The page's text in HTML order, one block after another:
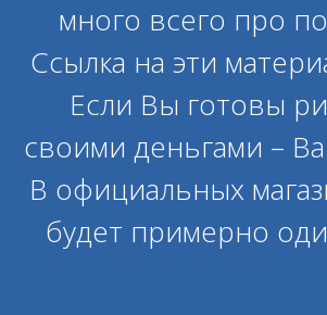
много всего про
Ссылка на эти
Если Вы готовы
своими деньгами –
В официальных
будет примерно